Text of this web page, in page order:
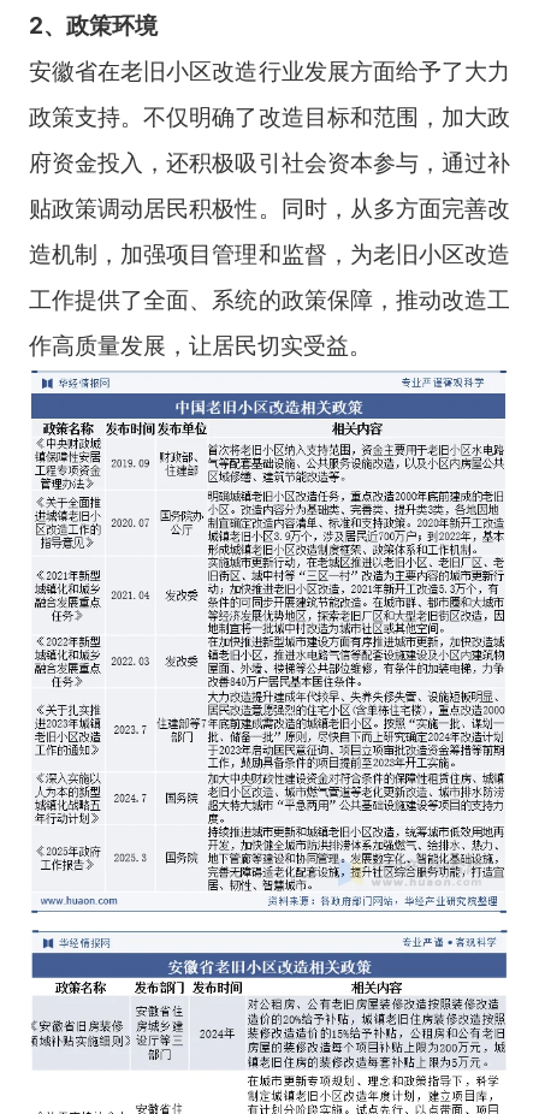
2、政策环境
安徽省在老旧小区改造行业发展方面给予了大力
政策支持。不仅明确了改造目标和范围，加大政
府资金投入，还积极吸引社会资本参与，通过补
贴政策调动居民积极性。同时，从多方面完善改
造机制，加强项目管理和监督，为老旧小区改造
工作提供了全面、系统的政策保障，推动改造工
作高质量发展，让居民切实受益。